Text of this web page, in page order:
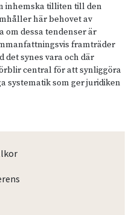
inhemska tilliten till den
här behovet av
om dessa tendenser är
framträder
det synes vara och där
central för att synliggöra
systematik som ger juridiken